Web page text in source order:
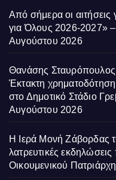
Από σήμερα οι
για Όλους 2026-2027»
Αυγούστου 2026
Θανάσης
Έκτακτη
στο Δημοτικό Στάδιο
Αυγούστου 2026
Η Ιερά Μονή Ζάβορδας
λατρευτικές
Οικουμενικού Πατριάρχη